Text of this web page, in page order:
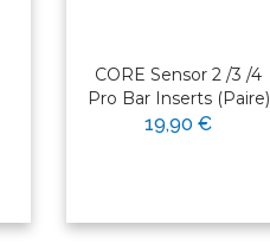
CORE Sensor 2 /3 /4
Pro Bar Inserts (Paire)
19,90 €